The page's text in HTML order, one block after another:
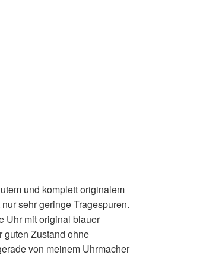
und komplett originalem
sehr geringe Tragespuren.
Uhr mit original blauer
guten Zustand ohne
von meinem Uhrmacher